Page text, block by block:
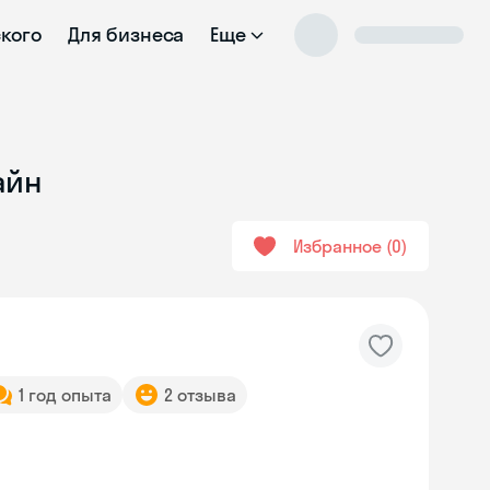
Для бизнеса Еще
Избранное 0
1 год опыта 2 отзыва